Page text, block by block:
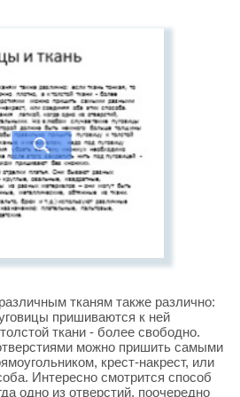
тканям также различно:
пришиваются к ней
ткани - более свободно.
можно пришить самыми
крест-накрест, или
Интересно смотрится способ
одно из отверстий, поочередно